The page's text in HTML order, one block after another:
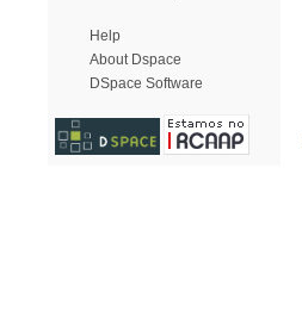
Help
About Dspace
DSpace Software